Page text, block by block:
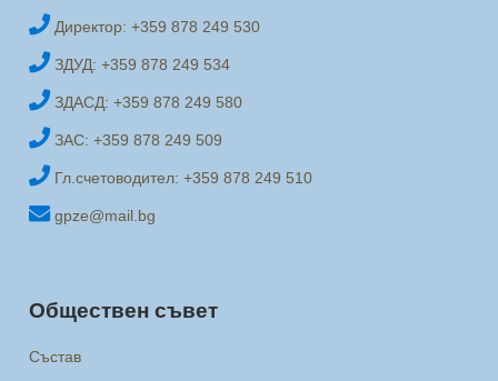
Директор: +359 878 249 530
ЗДУД: +359 878 249 534
ЗДАСД: +359 878 249 580
ЗАС: +359 878 249 509
Гл.счетоводител: +359 878 249 510
gpze@mail.bg
Обществен съвет
Състав